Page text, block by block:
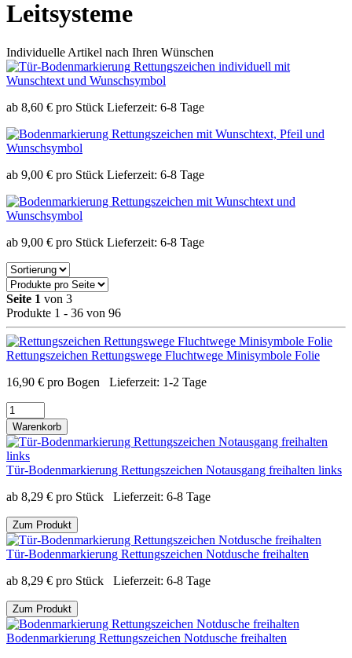
Leitsysteme
Individuelle Artikel nach Ihren Wünschen
ab 8,60 € pro Stück Lieferzeit: 6-8 Tage
ab 9,00 € pro Stück Lieferzeit: 6-8 Tage
ab 9,00 € pro Stück Lieferzeit: 6-8 Tage
Seite 1 von 3
Produkte 1 - 36 von 96
Rettungszeichen Rettungswege Fluchtwege Minisymbole Folie
16,90 € pro Bogen Lieferzeit: 1-2 Tage
Warenkorb
Tür-Bodenmarkierung Rettungszeichen Notausgang freihalten links
ab 8,29 € pro Stück Lieferzeit: 6-8 Tage
Zum Produkt
Tür-Bodenmarkierung Rettungszeichen Notdusche freihalten
ab 8,29 € pro Stück Lieferzeit: 6-8 Tage
Zum Produkt
Bodenmarkierung Rettungszeichen Notdusche freihalten